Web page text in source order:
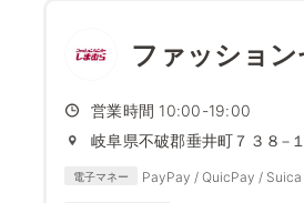
ファッショ
営業時間 10:00-19:00
岐阜県不破郡垂井町７３８−１
電子マネー PayPay / QuicPay / Suica